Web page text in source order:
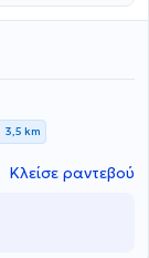
οδοντιατρικές
του
στοχευμένη
θα
3,5 km
Κλείσε ραντεβού